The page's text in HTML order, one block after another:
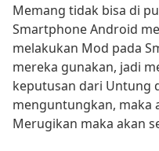
Memang tidak bisa di
Smartphone Android
melakukan Mod pada
mereka gunakan, jadi
keputusan dari Untung
menguntungkan, maka
Merugikan maka akan